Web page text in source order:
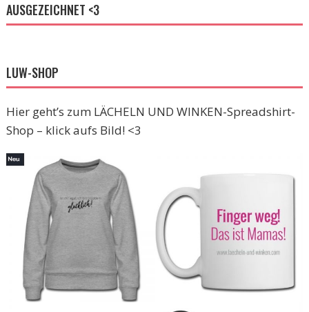
AUSGEZEICHNET <3
LUW-SHOP
Hier geht’s zum LÄCHELN UND WINKEN-Spreadshirt-
Shop – klick aufs Bild! <3